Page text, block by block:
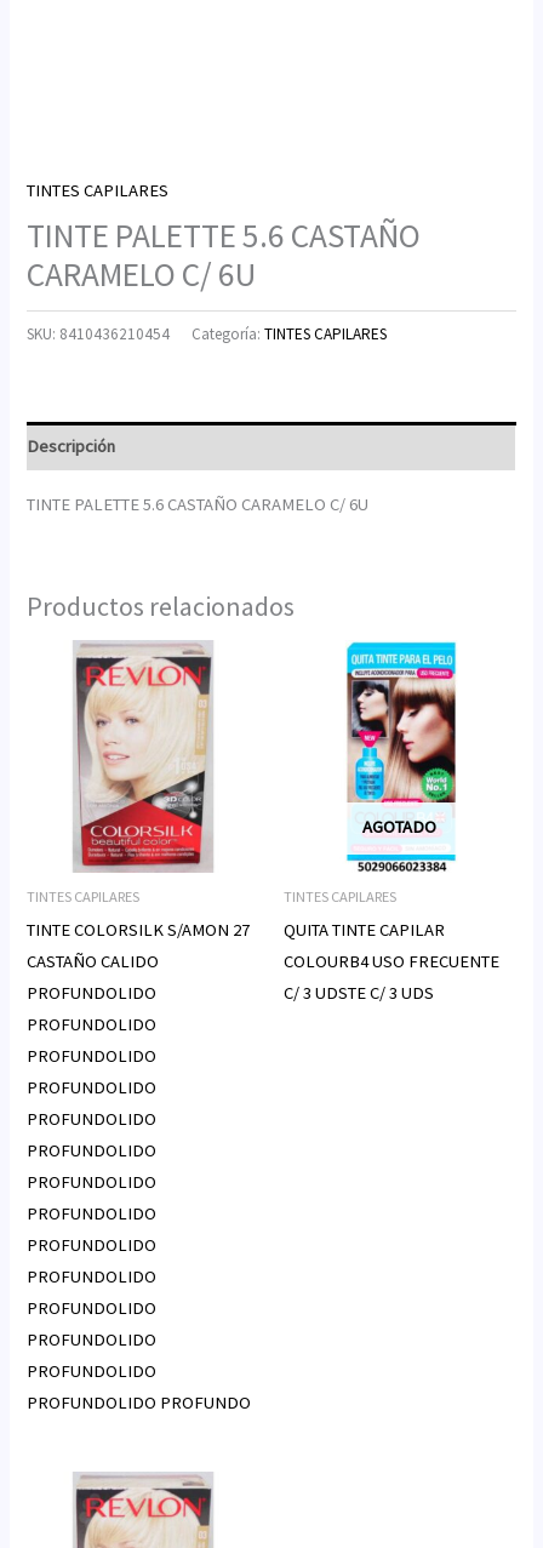
TINTES CAPILARES
TINTE PALETTE 5.6 CASTAÑO
CARAMELO C/ 6U
SKU: 8410436210454 Categoría:TINTES CAPILARES
Descripción
TINTE PALETTE 5.6 CASTAÑO CARAMELO C/ 6U
Productos relacionados
TINTES CAPILARES
TINTE COLORSILK S/AMON 27
CASTAÑO CALIDO
PROFUNDOLIDO
PROFUNDOLIDO
PROFUNDOLIDO
PROFUNDOLIDO
PROFUNDOLIDO
PROFUNDOLIDO
PROFUNDOLIDO
PROFUNDOLIDO
PROFUNDOLIDO
PROFUNDOLIDO
PROFUNDOLIDO
PROFUNDOLIDO
PROFUNDOLIDO
PROFUNDOLIDO PROFUNDO
AGOTADO
TINTES CAPILARES
QUITA TINTE CAPILAR
COLOURB4 USO FRECUENTE
C/ 3 UDSTE C/ 3 UDS